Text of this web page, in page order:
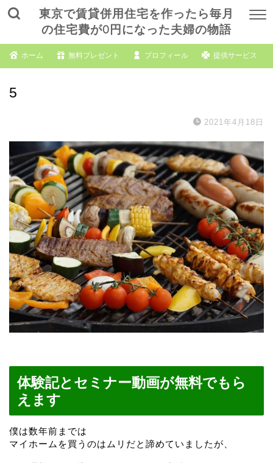
東京で賃貸併用住宅を作ったら毎月
の住宅費が0円になった夫婦の物語
ホーム 無料プレゼント プロフィール 提供サービス
5
2021年4月18日
体験記とセミナー動画が無料でもら
えます
僕は数年前までは
マイホームを買うのはムリだと諦めていましたが、